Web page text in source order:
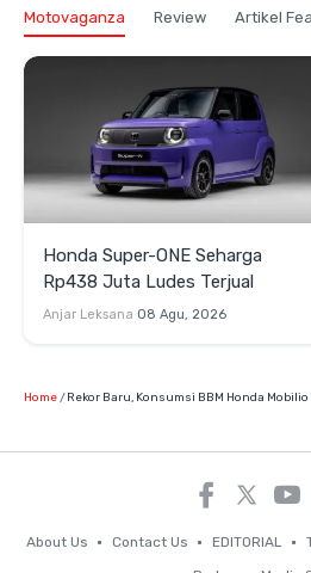
Motovaganza Review Artikel
Honda Super-ONE Seharga
Rp438 Juta Ludes Terjual
Anjar Leksana 08 Agu, 2026
Home Rekor Baru, Konsumsi BBM Honda
About Us Contact Us EDITORIAL